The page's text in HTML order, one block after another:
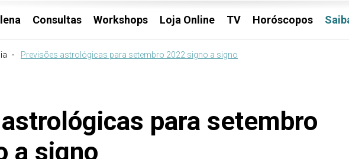
Consultas Workshops Loja Online TV Horóscopos
Previsões astrológicas para setembro 2022 signo a signo
para setembro
a signo